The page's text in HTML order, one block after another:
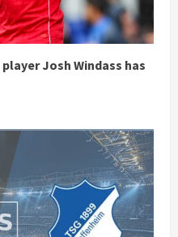
player ⁠Josh Windass has